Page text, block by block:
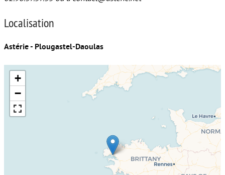
Localisation
Astérie - Plougastel-Daoulas
+
−